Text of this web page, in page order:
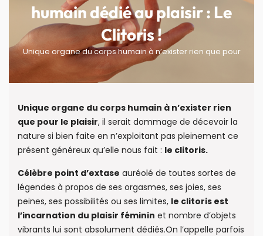
humain dédié au plaisir : Le
Clitoris !
Unique organe du corps humain à n’exister rien que pour
Unique organe du corps humain à n’exister rien
que pour le plaisir, il serait dommage de décevoir la
nature si bien faite en n’exploitant pas pleinement ce
présent généreux qu’elle nous fait : le clitoris.
Célèbre point d’extase auréolé de toutes sortes de
légendes à propos de ses orgasmes, ses joies, ses
peines, ses possibilités ou ses limites, le clitoris est
l’incarnation du plaisir féminin et nombre d’objets
vibrants lui sont absolument dédiés.On l’appelle parfois